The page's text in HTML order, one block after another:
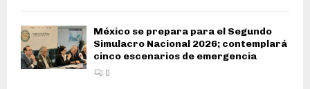
México se prepara para el Segundo
Simulacro Nacional 2026; contemplará
cinco escenarios de emergencia
0